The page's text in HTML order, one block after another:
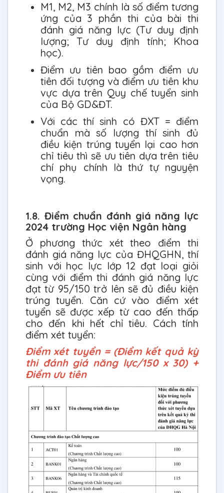
M1, M2, M3 chính là số điểm tương
ứng của 3 phần thi của bài thi
đánh giá năng lực (Tư duy định
lượng; Tư duy định tính; Khoa
học).
Điểm ưu tiên bao gồm điểm ưu
tiên đối tượng và điểm ưu tiên khu
vực dựa trên Quy chế tuyển sinh
của Bộ GD&ĐT.
Với các thí sinh có ĐXT = điểm
chuẩn mà số lượng thí sinh đủ
điều kiện trúng tuyển lại cao hơn
chỉ tiêu thì sẽ ưu tiên dựa trên tiêu
chí phụ chính là thứ tự nguyện
vọng.
1.8. Điểm chuẩn đánh giá năng lực
2024 trường Học viện Ngân hàng
Ở phương thức xét theo điểm thi
đánh giá năng lực của ĐHQGHN, thí
sinh với học lực lớp 12 đạt loại giỏi
cùng với điểm thi đánh giá năng lực
đạt từ 95/150 trở lên sẽ đủ điều kiện
trúng tuyển. Căn cứ vào điểm xét
tuyển sẽ được xếp từ cao đến thấp
cho đến khi hết chỉ tiêu. Cách tính
điểm xét tuyển:
Điểm xét tuyển = (Điểm kết quả kỳ
thi đánh giá năng lực/150 x 30) +
Điểm ưu tiên